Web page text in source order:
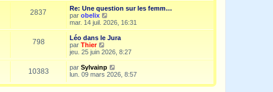
e
s
a
g
e
e
m
e
s
a
g
l
e
d
e
r
i
e
r
m
e
2837
Re: Une question sur les femm…
par obelix
o
i
r
e
e
r
n
i
mar. 14 juil. 2026, 16:31
798
Léo dans le Jura
par Thier
o
i
r
d
jeu. 25 juin 2026, 8:27
10383 par Sylvainp
o
r
lun. 09 mars 2026, 8:57